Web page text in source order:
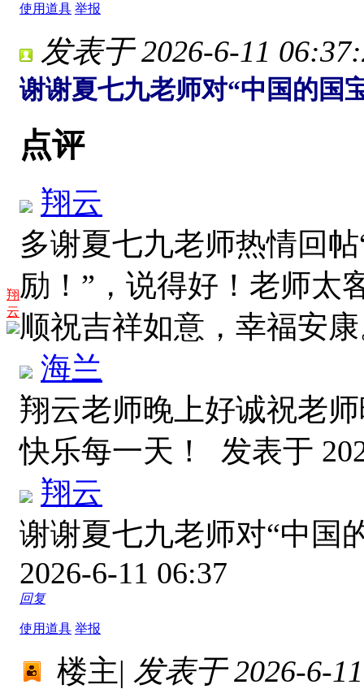
使用道具 举报
翔
云
发表于 2026-6-11
谢谢夏七九老师对“中国的国
点评
翔云
多谢夏七九老师热情回
励！”，说得好！老师太
顺祝吉祥如意，幸福安
海兰
翔云老师晚上好诚祝老
快乐每一天！ 发表于
翔云
谢谢夏七九老师对“中国
2026-6-11 06:37
回复
使用道具 举报
楼主| 发表于 2026-6-